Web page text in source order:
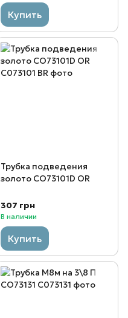
Купить
Трубка подведения
золото CO73101D OR
307 грн
В наличии
Купить